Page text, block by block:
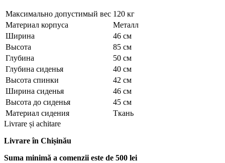
Максимально допустимый вес 120 кг
Материал корпуса
Металл
Ширина
46 см
Высота
85 см
Глубина
50 см
Глубина сиденья
40 см
Высота спинки
42 см
Ширина сиденья
46 см
Высота до сиденья
45 см
Материал сидения
Ткань
Livrare și achitare
Livrareîn Chișinău
Suma minimă a comenzii este de 500 lei